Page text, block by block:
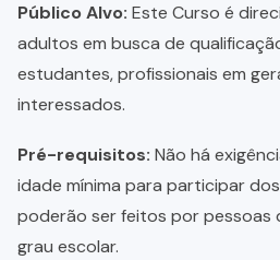
Público Alvo: Este Curso é
adultos em busca de
estudantes, profissionais em
interessados.
Pré-requisitos: Não há
idade mínima para participar
poderão ser feitos por pessoas
grau escolar.